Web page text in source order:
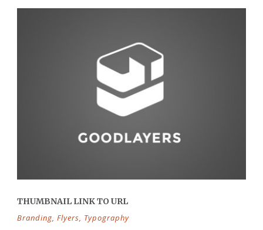
THUMBNAIL LINK TO URL
Branding, Flyers, Typography